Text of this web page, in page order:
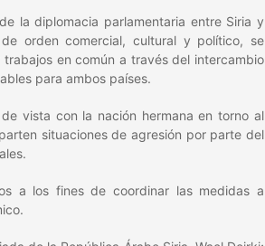
la diplomacia parlamentaria entre Siria y
orden comercial, cultural y político, se
en común a través del intercambio
para ambos países.
vista con la nación hermana en torno al
situaciones de agresión por parte del
a los fines de coordinar las medidas a